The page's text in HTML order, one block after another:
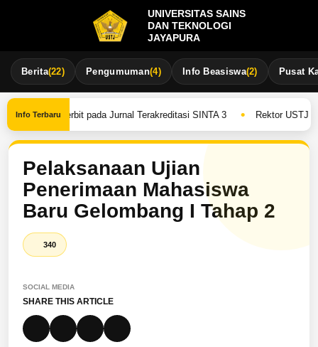
UNIVERSITAS SAINS
DAN TEKNOLOGI
JAYAPURA
Berita(22) Pengumuman(4) Info Beasiswa(2) Pusat
Info TerbaruTerbit pada Jurnal Terakreditasi SINTA 3 • Rektor USTJ
Pelaksanaan Ujian
Penerimaan Mahasiswa
Baru Gelombang I Tahap 2
340
SOCIAL MEDIA
SHARE THIS ARTICLE